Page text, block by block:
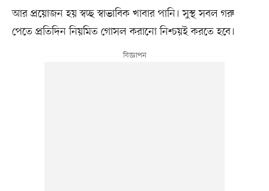
আর প্রয়োজন হয় স্বচ্ছ স্বাভাবিক খাবার পানি। সুস্থ সবল গরু
পেতে প্রতিদিন নিয়মিত গোসল করানো নিশ্চয়ই করতে হবে।